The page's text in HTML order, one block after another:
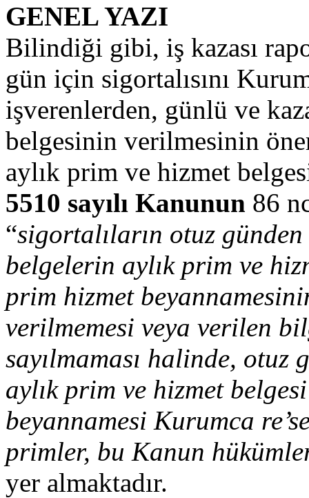
GENEL YAZI
Bilindiği gibi, iş kazası
gün için sigortalısını
işverenlerden, günlü ve
belgesinin verilmesinin
aylık prim ve hizmet
5510 sayılı Kanunun 86
“sigortalıların otuz günden
belgelerin aylık prim ve
prim hizmet
verilmemesi veya verilen
sayılmaması halinde,
aylık prim ve hizmet
beyannamesi Kurumca
primler, bu Kanun
yer almaktadır.